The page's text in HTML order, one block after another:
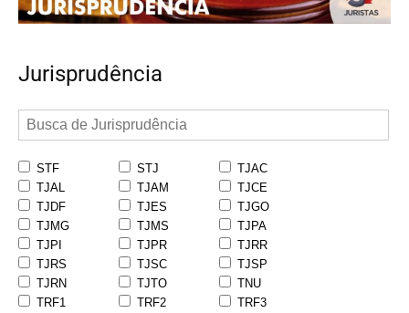
Jurisprudência
STF STJ
TJAC
TJAL
TJAM
TJCE
TJDF
TJES
TJGO
TJMG
TJMS
TJPA
TJPI
TJPR
TJRR
TJRS
TJSC
TJSP
TJRN
TJTO
TNU
TRF1
TRF2
TRF3